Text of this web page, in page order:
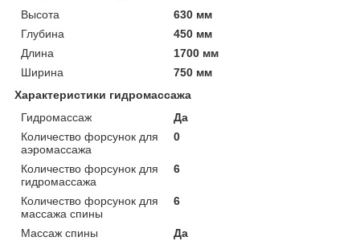
Высота
630 мм
Глубина
450 мм
Длина
1700 мм
Ширина
750 мм
Характеристики гидромассажа
Гидромассаж
Да
Количество форсунок для
аэромассажа
0
Количество форсунок для
гидромассажа
6
Количество форсунок для
массажа спины
6
Массаж спины
Да